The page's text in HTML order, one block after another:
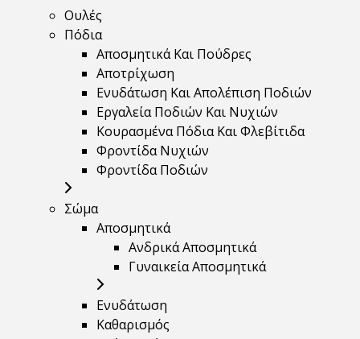
Ουλές
Πόδια
Αποσμητικά Και Πούδρες
Αποτρίχωση
Ενυδάτωση Και Απολέπιση Ποδιών
Εργαλεία Ποδιών Και Νυχιών
Κουρασμένα Πόδια Και Φλεβίτιδα
Φροντίδα Νυχιών
Φροντίδα Ποδιών
Σώμα
Αποσμητικά
Ανδρικά Αποσμητικά
Γυναικεία Αποσμητικά
Ενυδάτωση
Καθαρισμός